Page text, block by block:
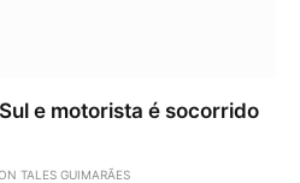
e motorista é socorrido
TALES GUIMARÃES